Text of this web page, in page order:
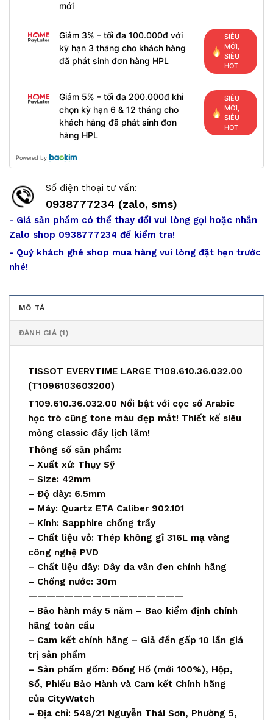
mới
Giảm 3% – tối đa 100.000đ với
kỳ hạn 3 tháng cho khách hàng
đã phát sinh đơn hàng HPL
SIÊU
MỚI,
SIÊU
HOT
Giảm 5% – tối đa 200.000đ khi
chọn kỳ hạn 6 & 12 tháng cho
khách hàng đã phát sinh đơn
hàng HPL
SIÊU
MỚI,
SIÊU
HOT
Powered by
Số điện thoại tư vấn:
0938777234 (zalo, sms)
- Giá sản phẩm có thể thay đổi vui lòng gọi hoặc nhắn
Zalo shop 0938777234 để kiểm tra!
- Quý khách ghé shop mua hàng vui lòng đặt hẹn trước
nhé!
MÔ TẢ
ĐÁNH GIÁ (1)
TISSOT EVERYTIME LARGE T109.610.36.032.00
(T1096103603200)
T109.610.36.032.00 Nổi bật với cọc số Arabic
học trò cũng tone màu đẹp mắt! Thiết kế siêu
mỏng classic đầy lịch lãm!
Thông số sản phẩm:
– Xuất xứ: Thụy Sỹ
– Size: 42mm
– Độ dày: 6.5mm
– Máy: Quartz ETA Caliber 902.101
– Kính: Sapphire chống trầy
– Chất liệu vỏ: Thép không gỉ 316L mạ vàng
công nghệ PVD
– Chất liệu dây: Dây da vân đen chính hãng
– Chống nước: 30m
—————————————————
– Bảo hành máy 5 năm – Bao kiểm định chính
hãng toàn cầu
– Cam kết chính hãng – Giả đền gấp 10 lần giá
trị sản phẩm
– Sản phẩm gồm: Đồng Hồ (mới 100%), Hộp,
Sổ, Phiếu Bảo Hành và Cam kết Chính hãng
của CityWatch
– Địa chỉ: 548/21 Nguyễn Thái Sơn, Phường 5,